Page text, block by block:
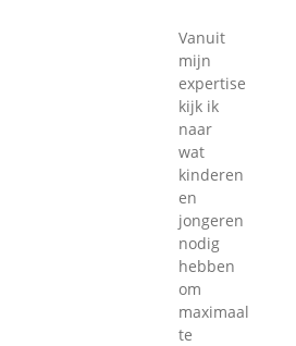
Vanuit
mijn
expertise
kijk ik
naar
wat
kinderen
en
jongeren
nodig
hebben
om
maximaal
te